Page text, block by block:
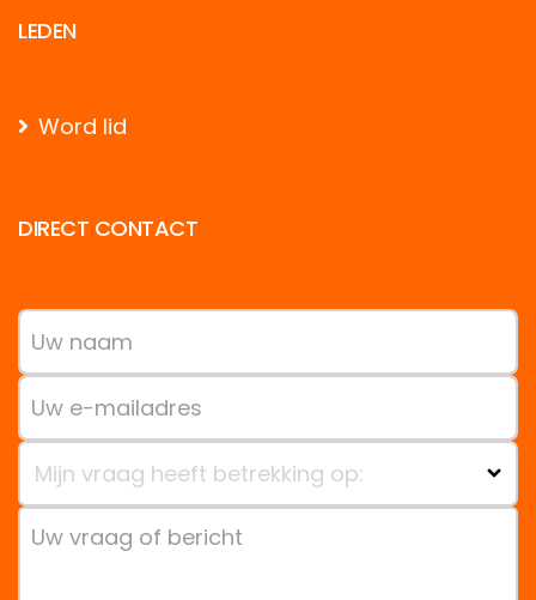
LEDEN
Word lid
DIRECT CONTACT
Mijn vraag heeft betrekking op: